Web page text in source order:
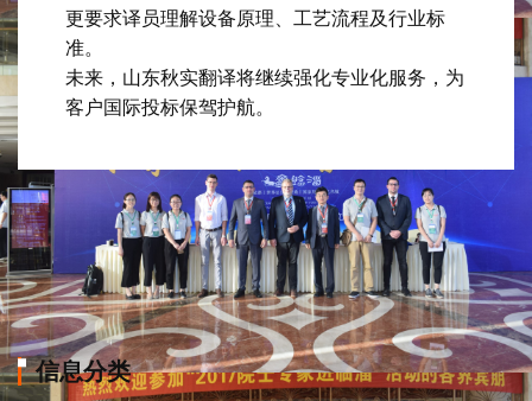
更要求译员理解设备原理、工艺流程及行业标
准。
未来，山东秋实翻译将继续强化专业化服务，为
客户国际投标保驾护航。
信息分类